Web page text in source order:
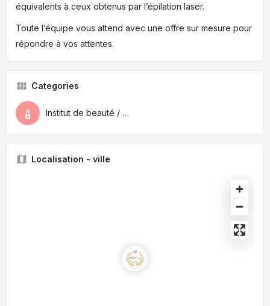
équivalents à ceux obtenus par l’épilation laser.
Toute l’équipe vous attend avec une offre sur mesure pour
répondre à vos attentes.
Categories
Institut de beauté / Spa / Médecin esthétique
Localisation - ville